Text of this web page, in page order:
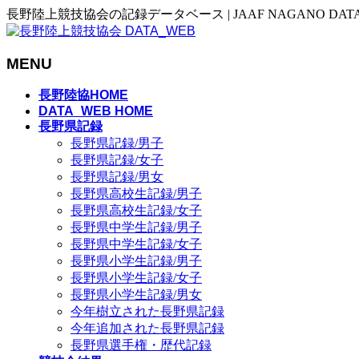
長野陸上競技協会の記録データベース | JAAF NAGANO
MENU
長野陸協HOME
DATA_WEB HOME
長野県記録
長野県記録/男子
長野県記録/女子
長野県記録/男女
長野県高校生記録/男子
長野県高校生記録/女子
長野県中学生記録/男子
長野県中学生記録/女子
長野県小学生記録/男子
長野県小学生記録/女子
長野県小学生記録/男女
今年樹立された長野県記録
今年追加された長野県記録
長野県選手権・歴代記録